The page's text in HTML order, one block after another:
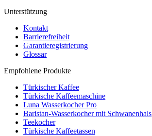
Unterstützung
Kontakt
Barrierefreiheit
Garantieregistrierung
Glossar
Empfohlene Produkte
Türkischer Kaffee
Türkische Kaffeemaschine
Luna Wasserkocher Pro
Baristan-Wasserkocher mit Schwanenhals
Teekocher
Türkische Kaffeetassen